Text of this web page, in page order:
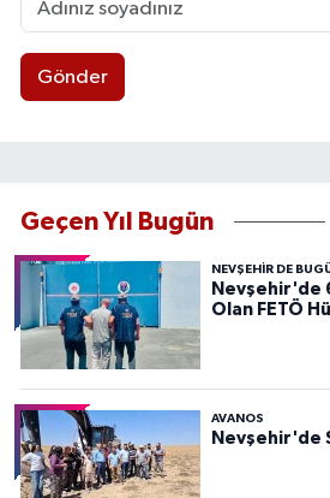
Gönder
Geçen Yıl Bugün
NEVŞEHIR DE
Nevşehir'de
Olan FETÖ
AVANOS
Nevşehir'de